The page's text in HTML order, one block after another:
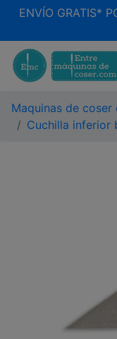
ENVÍO GRATIS*
Maquinas de coser
Cuchilla inferior